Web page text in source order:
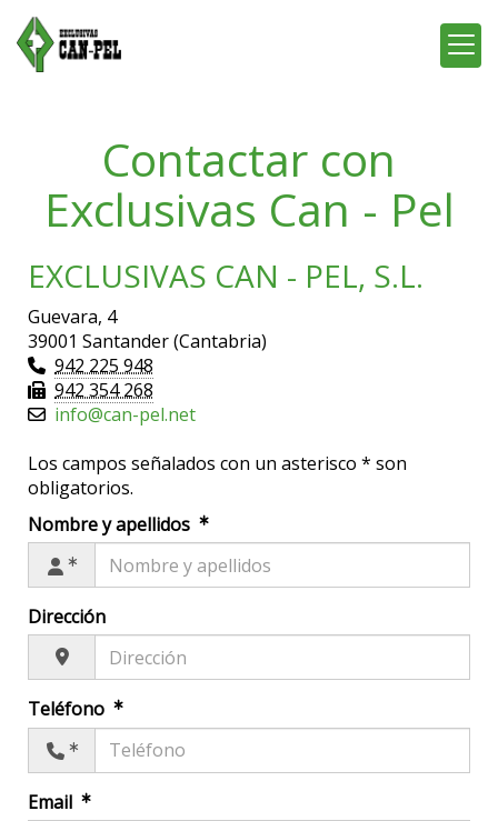
Contactar con
Exclusivas Can - Pel
EXCLUSIVAS CAN - PEL, S.L.
Guevara, 4
39001 Santander (Cantabria)
942 225 948
942 354 268
info
can-pel.net
Los campos señalados con un asterisco * son
obligatorios.
Nombre y apellidos
Dirección
Teléfono
Email